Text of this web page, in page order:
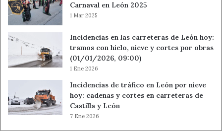
Carnaval en León 2025
1 Mar 2025
Incidencias en las carreteras de León hoy:
tramos con hielo, nieve y cortes por obras
(01/01/2026, 09:00)
1 Ene 2026
Incidencias de tráfico en León por nieve
hoy: cadenas y cortes en carreteras de
Castilla y León
7 Ene 2026